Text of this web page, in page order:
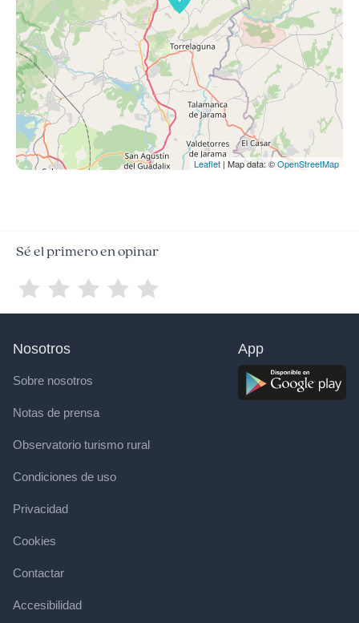
Leaflet | Map data: ©OpenStreetMap
Sé el primero en opinar
Nosotros
Sobre nosotros
Notas de prensa
Observatorio turismo rural
Condiciones de uso
Privacidad
Cookies
Contactar
Accesibilidad
App